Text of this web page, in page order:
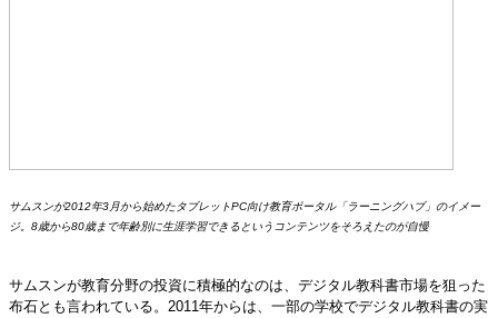
サムスンが2012年3月から始めたタブレットPC向け教育ポータル「ラーニングハブ」のイメー
ジ。8歳から80歳まで年齢別に生涯学習できるというコンテンツをそろえたのが自慢
サムスンが教育分野の投資に積極的なのは、デジタル教科書市場を狙った
布石とも言われている。2011年からは、一部の学校でデジタル教科書の実